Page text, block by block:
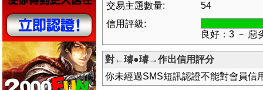
交易主題數量:
54
信用評級:
良好：3 － 惡
對←璿●璿→作出信用評分
你未經過SMS短訊認證不能對會員信